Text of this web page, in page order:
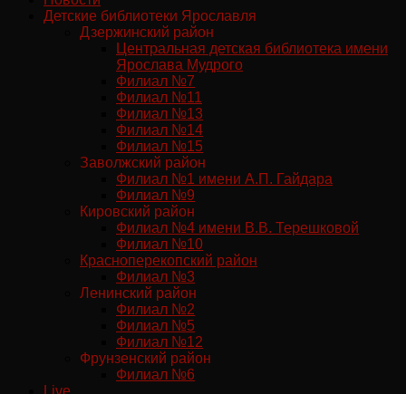
Детские библиотеки Ярославля
Дзержинский район
Центральная детская библиотека имени
Ярослава Мудрого
Филиал №7
Филиал №11
Филиал №13
Филиал №14
Филиал №15
Заволжский район
Филиал №1 имени А.П. Гайдара
Филиал №9
Кировский район
Филиал №4 имени В.В. Терешковой
Филиал №10
Красноперекопский район
Филиал №3
Ленинский район
Филиал №2
Филиал №5
Филиал №12
Фрунзенский район
Филиал №6
Live